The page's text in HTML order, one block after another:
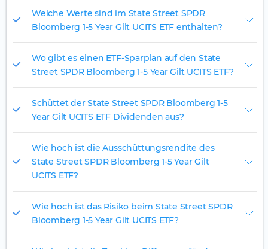
Welche Werte sind im State Street SPDR
Bloomberg 1-5 Year Gilt UCITS ETF enthalten?
Wo gibt es einen ETF-Sparplan auf den State
Street SPDR Bloomberg 1-5 Year Gilt UCITS ETF?
Schüttet der State Street SPDR Bloomberg 1-5
Year Gilt UCITS ETF Dividenden aus?
Wie hoch ist die Ausschüttungsrendite des
State Street SPDR Bloomberg 1-5 Year Gilt
UCITS ETF?
Wie hoch ist das Risiko beim State Street SPDR
Bloomberg 1-5 Year Gilt UCITS ETF?